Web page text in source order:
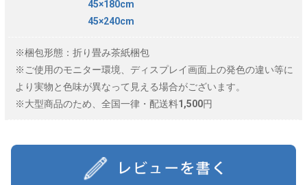
45×180cm
45×240cm
※梱包形態：折り畳み茶紙梱包
※ご使用のモニター環境、ディスプレイ画面上の発色の違い等に
より実物と色味が異なって見える場合がございます。
※大型商品のため、全国一律・配送料1,500円